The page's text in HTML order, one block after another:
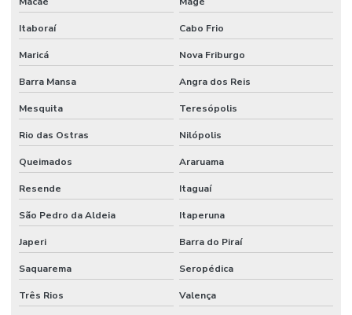
Itaboraí Cabo Frio
Maricá Nova Friburgo
Barra Mansa Angra dos Reis
Mesquita Teresópolis
Rio das Ostras Nilópolis
Queimados Araruama
Resende Itaguaí
São Pedro da Aldeia Itaperuna
Japeri Barra do Piraí
Saquarema Seropédica
Três Rios Valença